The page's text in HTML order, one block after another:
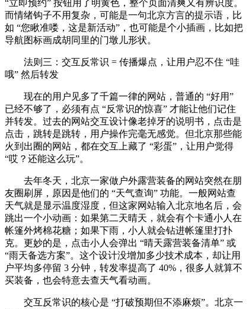
“立即预约” 按钮用了明黄色，整个页面清爽又有辨识度。
而情绪钩子不用复杂，可能是一句北京方言的提示语，比
如 “您瞅准喽，这是新活动”，也可能是个小插画，比如把
导航图标画成胡同里的门墩儿形状。
法则三：交互反常识 = 传播爆点，让用户忍不住 “哇
哦” 然后转发
现在的用户见多了千篇一律的网站，普通的 “好用”
已经不够了，必须有点 “反常识的惊喜” 才能让他们记住
并转发。过去的网站交互设计像老掉牙的说明书，点击是
点击，跳转是跳转，用户操作完毫无感觉。但北京那些能
火到出圈的网站，都在交互上藏了 “彩蛋”，让用户觉得
“哎？还能这么玩”。
去年冬天，北京一家做户外露营装备的网站突然在朋
友圈刷屏，原因是他们的 “天气查询” 功能。一般网站查
天气就是显示温度湿度，但这家网站输入北京地名后，会
跳出一个小动画：如果第二天晴天，就会有个卡通小人在
帐篷外烤棉花糖；如果下雨，小人就会钻进帐篷里打扑
克。更妙的是，点击小人会弹出 “晴天露营装备清单” 或
“雨天备选方案”。这个设计没增加多少技术成本，却让用
户平均多停留 3 分钟，转发率提高了 40%，很多人就算不
买装备，也会特意去查天气看动画。
交互反常识的核心是 “打破预期但不添麻烦”。北京一